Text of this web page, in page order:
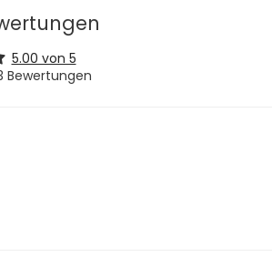
5.00 von 5
Bewertungen